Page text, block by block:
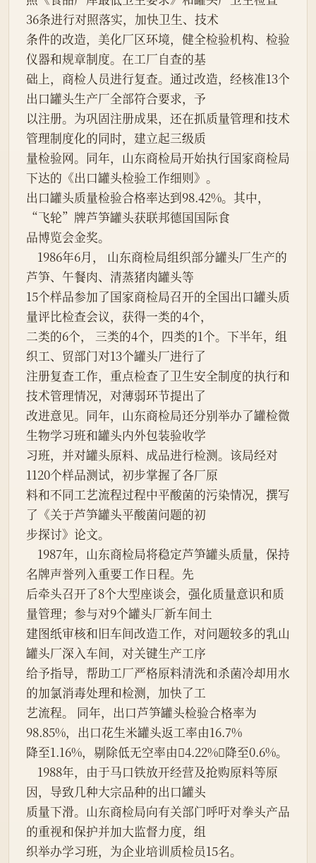
36条进行对照落实，加快卫生、技术
条件的改造，美化厂区环境，健全检验机构、检验
仪器和规章制度。在工厂自查的基
础上，商检人员进行复查。通过改造，经核准13个
出口罐头生产厂全部符合要求，予
以注册。为巩固注册成果，还在抓质量管理和技术
管理制度化的同时，建立起三级质
量检验网。同年，山东商检局开始执行国家商检局
下达的《出口罐头检验工作细则》。
出口罐头质量检验合格率达到98.42%。其中，
“飞轮”牌芦笋罐头获联邦德国国际食
品博览会金奖。
芦笋、午餐肉、清蒸猪肉罐头等
15个样品参加了国家商检局召开的全国出口罐头质
量评比检查会议，获得一类的4个，
二类的6个， 三类的4个，四类的1个。下半年，组
织工、贸部门对13个罐头厂进行了
注册复查工作，重点检查了卫生安全制度的执行和
技术管理情况，对薄弱环节提出了
改进意见。同年，山东商检局还分别举办了罐检微
生物学习班和罐头内外包装验收学
习班，并对罐头原料、成品进行检测。该局经对
1120个样品测试，初步掌握了各厂原
料和不同工艺流程过程中平酸菌的污染情况，撰写
了《关于芦笋罐头平酸菌问题的初
步探讨》论文。
名牌声誉列入重要工作日程。先
后牵头召开了8个大型座谈会，强化质量意识和质
量管理；参与对9个罐头厂新车间土
建图纸审核和旧车间改造工作，对问题较多的乳山
罐头厂深入车间，对关键生产工序
给予指导，帮助工厂严格原料清洗和杀菌冷却用水
的加氯消毒处理和检测，加快了工
艺流程。 同年，出口芦笋罐头检验合格率为
98.85%，出口花生米罐头返工率由16.7%
降至1.16%，剔除低无空率由4.22%降至0.6%。
因，导致几种大宗品种的出口罐头
质量下滑。山东商检局向有关部门呼吁对拳头产品
的重视和保护并加大监督力度，组
织举办学习班，为企业培训质检员15名。